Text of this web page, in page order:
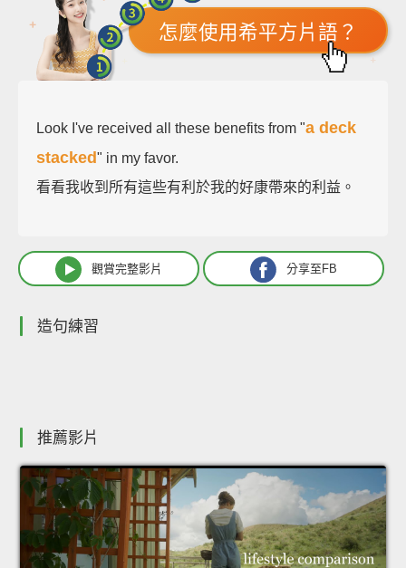
怎麼使用希平方片語？
Look I've received all these benefits from "a deck
stacked" in my favor.
看看我收到所有這些有利於我的好康帶來的利益。
觀賞完整影片 分享至FB
造句練習
推薦影片